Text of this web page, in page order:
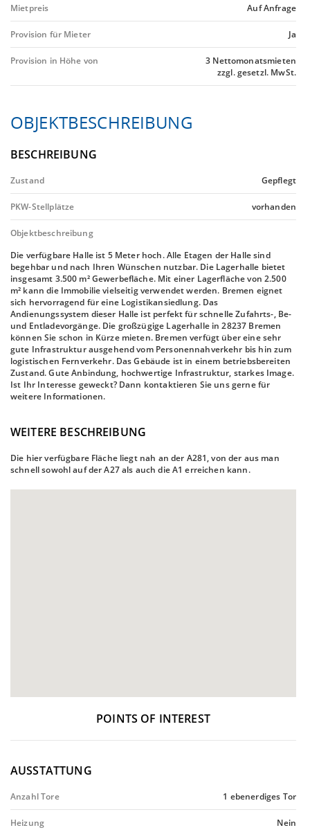
Mietpreis Auf Anfrage
Provision für Mieter Ja
Provision in Höhe von
3 Nettomonatsmieten
zzgl. gesetzl. MwSt.
OBJEKTBESCHREIBUNG
BESCHREIBUNG
Zustand Gepflegt
PKW-Stellplätze vorhanden
Objektbeschreibung
Die verfügbare Halle ist 5 Meter hoch. Alle Etagen der Halle sind
begehbar und nach Ihren Wünschen nutzbar. Die Lagerhalle bietet
insgesamt 3.500 m² Gewerbefläche. Mit einer Lagerfläche von 2.500
m² kann die Immobilie vielseitig verwendet werden. Bremen eignet
sich hervorragend für eine Logistikansiedlung. Das
Andienungssystem dieser Halle ist perfekt für schnelle Zufahrts-, Be-
und Entladevorgänge. Die großzügige Lagerhalle in 28237 Bremen
können Sie schon in Kürze mieten. Bremen verfügt über eine sehr
gute Infrastruktur ausgehend vom Personennahverkehr bis hin zum
logistischen Fernverkehr. Das Gebäude ist in einem betriebsbereiten
Zustand. Gute Anbindung, hochwertige Infrastruktur, starkes Image.
Ist Ihr Interesse geweckt? Dann kontaktieren Sie uns gerne für
weitere Informationen.
WEITERE BESCHREIBUNG
Die hier verfügbare Fläche liegt nah an der A281, von der aus man
schnell sowohl auf der A27 als auch die A1 erreichen kann.
POINTS OF INTEREST
AUSSTATTUNG
Anzahl Tore 1 ebenerdiges Tor
Heizung Nein